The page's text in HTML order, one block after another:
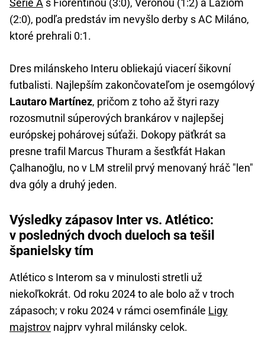
Serie A s Fiorentinou (3:0), Veronou (1:2) a Laziom
(2:0), podľa predstáv im nevyšlo derby s AC Miláno,
ktoré prehrali 0:1.
Dres milánskeho Interu obliekajú viacerí šikovní
futbalisti. Najlepším zakončovateľom je osemgólový
Lautaro Martínez, pričom z toho až štyri razy
rozosmutnil súperových brankárov v najlepšej
európskej pohárovej súťaži. Dokopy päťkrát sa
presne trafil Marcus Thuram a šesťkfát Hakan
Çalhanoğlu, no v LM strelil prvý menovaný hráč "len"
dva góly a druhý jeden.
Výsledky zápasov Inter vs. Atlético:
v posledných dvoch dueloch sa tešil
španielsky tím
Atlético s Interom sa v minulosti stretli už
niekoľkokrát. Od roku 2024 to ale bolo až v troch
zápasoch; v roku 2024 v rámci osemfinále Ligy
majstrov najprv vyhral milánsky celok.